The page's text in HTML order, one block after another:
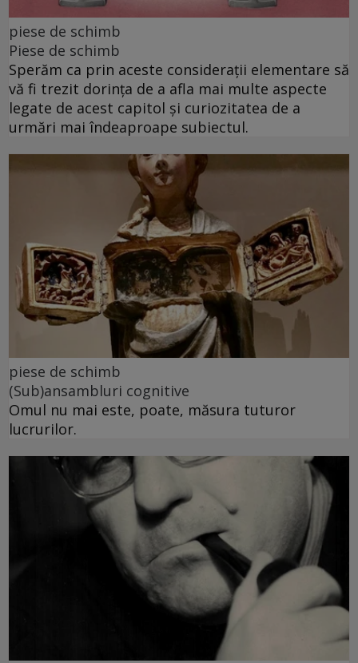
piese de schimb
Piese de schimb
Sperăm ca prin aceste considerații elementare să
vă fi trezit dorința de a afla mai multe aspecte
legate de acest capitol și curiozitatea de a
urmări mai îndeaproape subiectul.
piese de schimb
(Sub)ansambluri cognitive
Omul nu mai este, poate, măsura tuturor
lucrurilor.